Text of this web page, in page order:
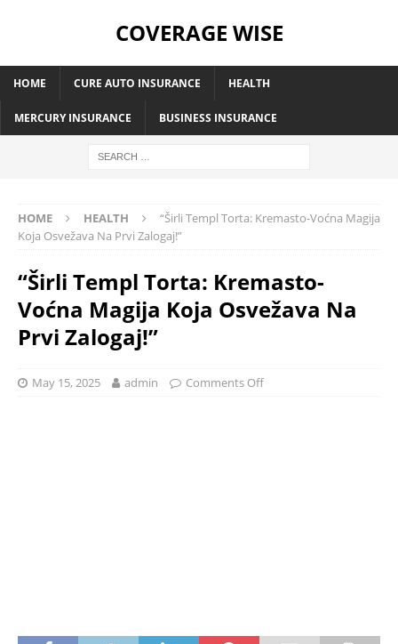
COVERAGE WISE
HOME CURE AUTO INSURANCE HEALTH
MERCURY INSURANCE BUSINESS INSURANCE
HOME HEALTH
“Širli Templ Torta: Kremasto-Voćna Magija
Koja Osvežava Na Prvi Zalogaj!”
“Širli Templ Torta: Kremasto-
Voćna Magija Koja Osvežava Na
Prvi Zalogaj!”
May 15, 2025 admin Comments Off